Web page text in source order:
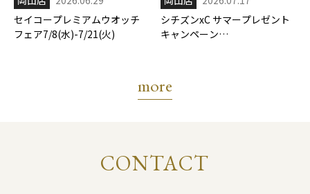
セイコープレミアムウオッチ
フェア7/8(水)-7/21(火)
シチズンxC サマープレゼント
キャンペーン
more
CONTACT